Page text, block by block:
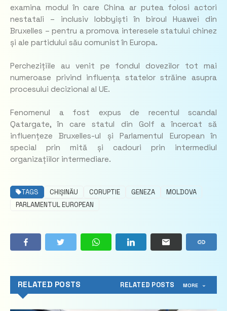
examina modul în care China ar putea folosi actori
nestatali – inclusiv lobbyiști în biroul Huawei din
Bruxelles – pentru a promova interesele statului chinez
și ale partidului său comunist în Europa.
Perchezițiile au venit pe fondul dovezilor tot mai
numeroase privind influența statelor străine asupra
procesului decizional al UE.
Fenomenul a fost expus de recentul scandal
Qatargate, în care statul din Golf a încercat să
influențeze Bruxelles-ul și Parlamentul European în
special prin mită și cadouri prin intermediul
organizațiilor intermediare.
TAGS CHIȘINĂU CORUPTIE GENEZA
MOLDOVA
PARLAMENTUL EUROPEAN
RELATED POSTS RELATED POSTS MORE